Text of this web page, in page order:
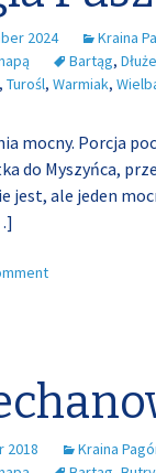
2024 Kraina
Bartąg,
, Turośl, Warmiak,
mocny. Porcja
do Myszyńca,
jest, ale jeden
2018 Kraina